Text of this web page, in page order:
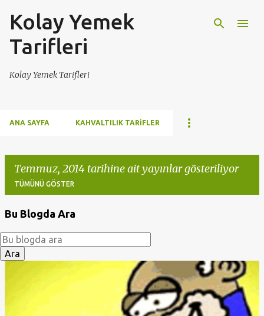
Ana içeriğe atla
Kolay Yemek
Tarifleri
Kolay Yemek Tarifleri
ANA SAYFA KAHVALTILIK TARIFLER
Temmuz, 2014 tarihine ait yayınlar gösteriliyor
TÜMÜNÜ GÖSTER
a
y
Bu Blogda Ara